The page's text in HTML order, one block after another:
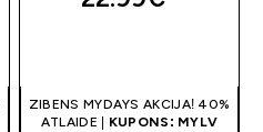
ZIBENS MYDAYS AKCIJA! 40%
ATLAIDE | KUPONS: MYLV